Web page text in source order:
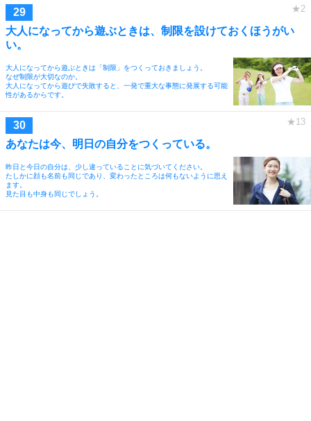
大人になってから遊ぶときは、制限を設けておくほうがい
い。
大人になってから遊ぶときは「制限」をつくっておきましょう。
なぜ制限が大切なのか。
大人になってから遊びで失敗すると、一発で重大な事態に発展する可能
性があるからです。
あなたは今、明日の自分をつくっている。
昨日と今日の自分は、少し違っていることに気づいてください。
たしかに顔も名前も同じであり、変わったところは何もないように思え
ます。
見た目も中身も同じでしょう。